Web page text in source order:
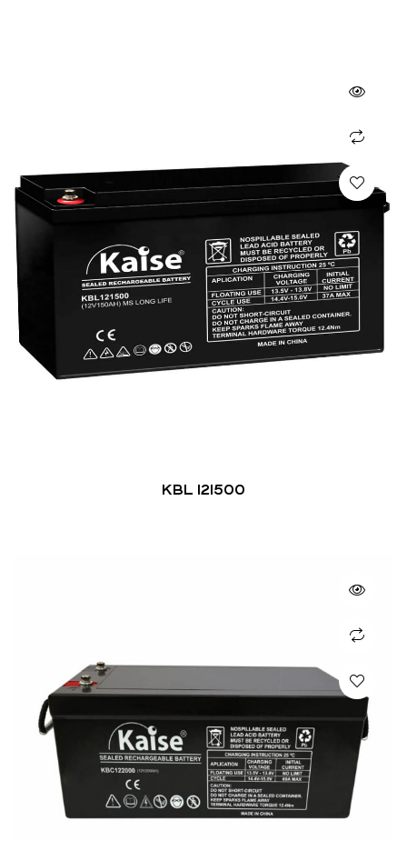
KBL 121500